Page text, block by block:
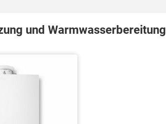
und Warmwasserbereitung